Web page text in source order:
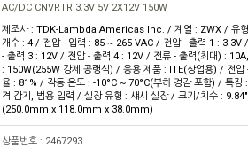
AC/DC CNVRTR 3.3V 5V 2X12V 150W
제조사 : TDK-Lambda Americas Inc. / 계열 : ZWX / 유형
개수 : 4 / 전압 - 입력 : 85 ~ 265 VAC / 전압 - 출력 1 : 3.3V
- 출력 3 : 12V / 전압 - 출력 4 : 12V / 전류 - 출력(최대) :
: 150W(255W 강제 공랭식) / 응용 제품 : ITE(상업용) / 전
율 : 81% / 작동 온도 : -10°C ~ 70°C(부하 경감 포함) / 특
격 감지, 범용 입력 / 실장 유형 : 섀시 실장 / 크기/치수 :
(250.0mm x 118.0mm x 38.0mm)
상품번호 : 2467293